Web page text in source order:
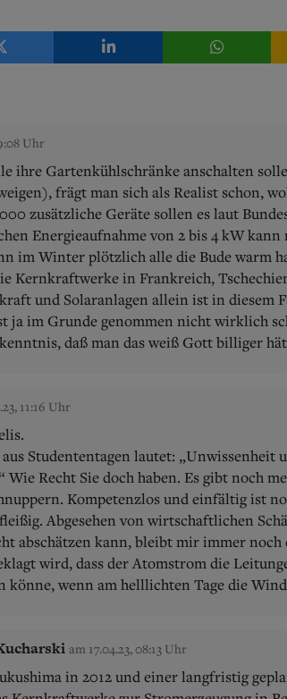
Uhr
ihre Gartenkühlschränke anschalten
frägt man sich als Realist schon,
zusätzliche Geräte sollen es laut
Energieaufnahme von 2 bis 4 kW kann
im Winter plötzlich alle die Bude warm
Kernkraftwerke in Frankreich,
und Solaranlagen allein ist in diesem
ja im Grunde genommen nicht wirklich
daß man das weiß Gott billiger
11:16 Uhr
Studententagen lautet: „Unwissenheit
Wie Recht Sie doch haben. Es gibt noch
Kompetenzlos und einfältig ist
Abgesehen von wirtschaftlichen
abschätzen kann, bleibt mir immer noch
wird, dass der Atomstrom die
könne, wenn am helllichten Tage die
am 17.04.23, 08:13 Uhr
in 2012 und einer langfristig